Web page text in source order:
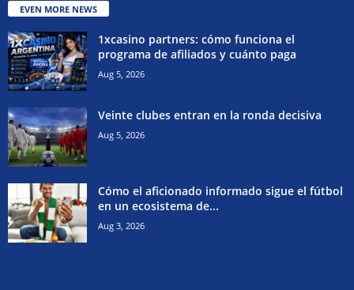
EVEN MORE NEWS
1xcasino partners: cómo funciona el
programa de afiliados y cuánto paga
Aug 5, 2026
Veinte clubes entran en la ronda decisiva
Aug 5, 2026
Cómo el aficionado informado sigue el fútbol
en un ecosistema de...
Aug 3, 2026